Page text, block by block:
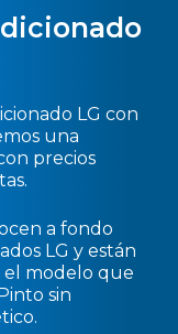
LG con
una
precios
a fondo
LG y están
el modelo que
sin